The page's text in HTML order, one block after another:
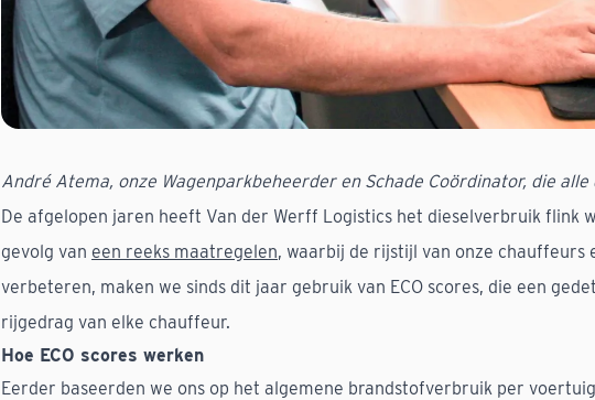
André Atema, onze Wagenparkbeheerder en Schade Coördinator, die
De afgelopen jaren heeft Van der Werff Logistics het dieselverbruik flink
gevolg van een reeks maatregelen, waarbij de rijstijl van onze
verbeteren, maken we sinds dit jaar gebruik van ECO scores, die een
rijgedrag van elke chauffeur.
Hoe ECO scores werken
Eerder baseerden we ons op het algemene brandstofverbruik per